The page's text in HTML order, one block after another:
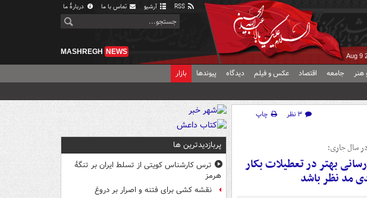
آرشیو تماس با ما دربارهٔ ما
Aug 9
MASHREGH NEWS
هنر جامعه اقتصاد عکس و فیلم دیدگاه پیوندها بازار
۳ نظر
چاپ
سال جاری؛
بهتر در تعطیلات بکار
مد نظر باشد
پربازدیدترین ها
ترس کارشناس کویتی از تسلط ایران بر تنگۀ
هرمز
نقشه کشی برای فتنه و اصرار بر دروغ